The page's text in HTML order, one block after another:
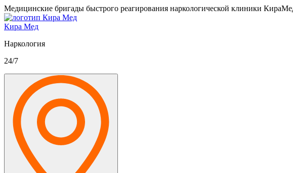
Медицинские бригады быстрого реагирования наркологической клиники
Кира Мед
Наркология
24/7